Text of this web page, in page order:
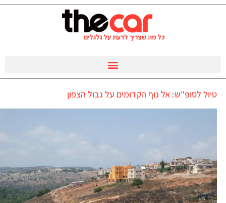
טיול לסופ"ש: אל נוף הקדומים על גבול הצפון